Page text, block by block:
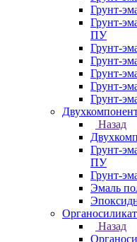
Грунт-
Грунт-
ПУ
Грунт-
Грунт-
Грунт-
Грунт-
Грунт-
Назад
Грунт-
ПУ
Грунт-
Эмаль
Назад